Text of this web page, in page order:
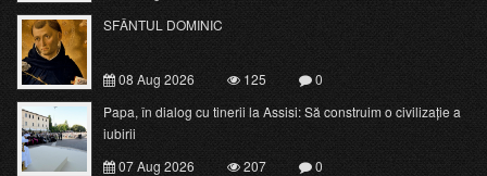
SFÂNTUL DOMINIC
08 Aug 2026 125
0
Papa, în dialog cu tinerii la Assisi: Să construim o civilizație a
iubirii
07 Aug 2026
207 0